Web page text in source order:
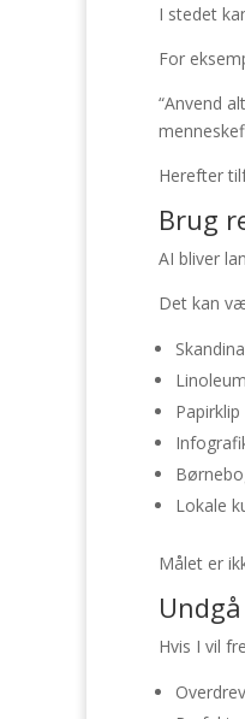
I stedet
For
“Anvend
Herefter
Brug
AI bliver
Det kan
Papirklip
Lokale
Målet er
Hvis I vil